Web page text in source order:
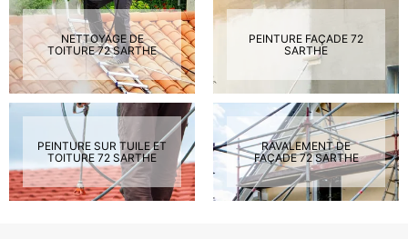
NETTOYAGE DE
TOITURE 72 SARTHE
PEINTURE FAÇADE 72
SARTHE
PEINTURE SUR TUILE ET
TOITURE 72 SARTHE
RAVALEMENT DE
FAÇADE 72 SARTHE